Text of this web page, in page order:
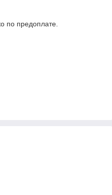
по предоплате.